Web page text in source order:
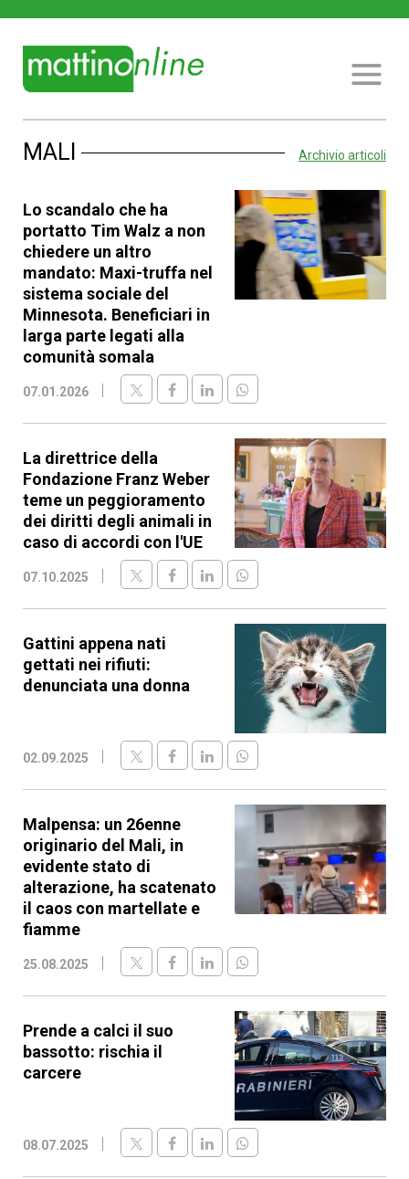
MALI Archivio articoli
Lo scandalo che ha
portatto Tim Walz a non
chiedere un altro
mandato: Maxi-truffa nel
sistema sociale del
Minnesota. Beneficiari in
larga parte legati alla
comunità somala
07.01.2026
La direttrice della
Fondazione Franz Weber
teme un peggioramento
dei diritti degli animali in
caso di accordi con l'UE
07.10.2025
Gattini appena nati
gettati nei rifiuti:
denunciata una donna
02.09.2025
Malpensa: un 26enne
originario del Mali, in
evidente stato di
alterazione, ha scatenato
il caos con martellate e
fiamme
25.08.2025
Prende a calci il suo
bassotto: rischia il
carcere
08.07.2025